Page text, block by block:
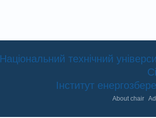
Національний технічний
Інститут
About chair